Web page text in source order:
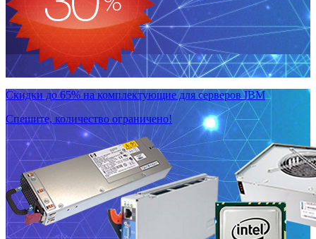
Скидки до 65% на комплектующие для серверов IBM
Спешите, количество ограничено!